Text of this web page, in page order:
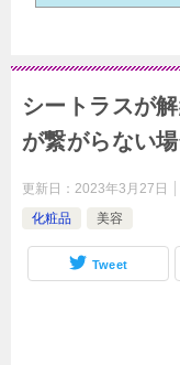
シートラスが
が繋がらない
更新日： 2023年3月27日
化粧品
美容
Tweet